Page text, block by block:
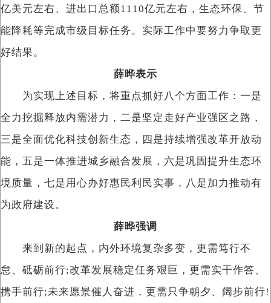
亿美元左右、进出口总额1110亿元左右，生态环保、节
能降耗等完成市级目标任务。实际工作中要努力争取更
好结果。
薛晔表示
为实现上述目标，将重点抓好八个方面工作：一是
全力挖掘释放内需潜力，二是坚定走好产业强区之路，
三是全面优化科技创新生态，四是持续增强改革开放动
能，五是一体推进城乡融合发展，六是巩固提升生态环
境质量，七是用心办好惠民利民实事，八是加力推动有
为政府建设。
薛晔强调
来到新的起点，内外环境复杂多变，更需笃行不
怠、砥砺前行;改革发展稳定任务艰巨，更需实干作答、
携手前行;未来愿景催人奋进，更需只争朝夕、阔步前行!